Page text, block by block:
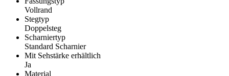
Vollrand
Stegtyp
Doppelsteg
Scharniertyp
Standard Scharnier
Mit Sehstärke erhältlich
Ja
Material